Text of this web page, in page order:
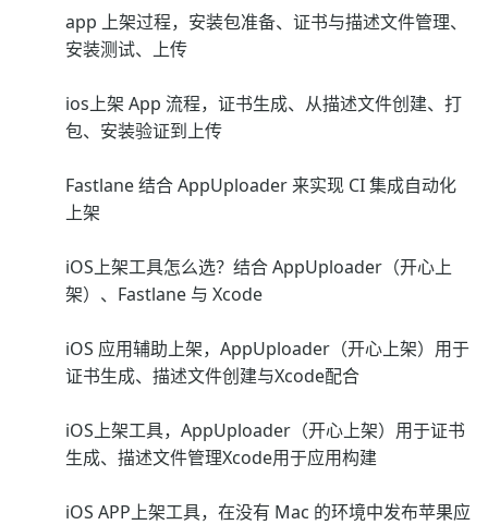
app 上架过程，安装包准备、证书与描述文件管理、
安装测试、上传
ios上架 App 流程，证书生成、从描述文件创建、打
包、安装验证到上传
Fastlane 结合 AppUploader 来实现 CI 集成自动化
上架
iOS上架工具怎么选？结合 AppUploader（开心上
架）、Fastlane 与 Xcode
iOS 应用辅助上架，AppUploader（开心上架）用于
证书生成、描述文件创建与Xcode配合
iOS上架工具，AppUploader（开心上架）用于证书
生成、描述文件管理Xcode用于应用构建
iOS APP上架工具，在没有 Mac 的环境中发布苹果应